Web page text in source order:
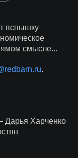
вспышку
смысле...
.
Дарья Харченко